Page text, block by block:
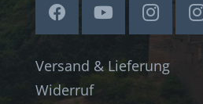
Versand & Lieferung
Widerruf